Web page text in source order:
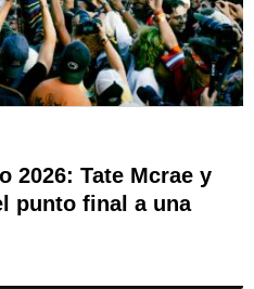
2026: Tate Mcrae y
punto final a una